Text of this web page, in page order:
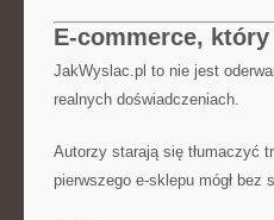
E-commerce,
JakWyslac.pl to nie jest
realnych doświadczeniach.
Autorzy starają się tłumaczyć
pierwszego e-sklepu mógł bez